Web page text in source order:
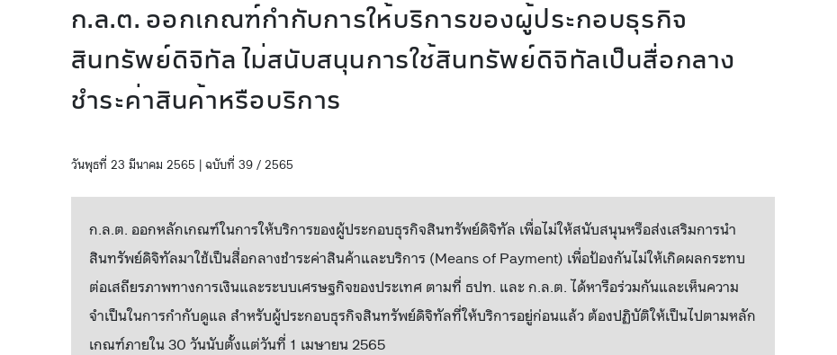
ก.ล.ต. ออกเกณฑ์กำกับการให้บริการของผู้ประกอบธุรกิจ
สินทรัพย์ดิจิทัล ไม่สนับสนุนการใช้สินทรัพย์ดิจิทัลเป็นสื่อกลาง
ชำระค่าสินค้าหรือบริการ
วันพุธที่ 23 มีนาคม 2565 | ฉบับที่ 39 / 2565
ก.ล.ต. ออกหลักเกณฑ์ในการให้บริการของผู้ประกอบธุรกิจสินทรัพย์ดิจิทัล เพื่อไม่ให้สนับสนุนหรือส่งเสริมการนำ
สินทรัพย์ดิจิทัลมาใช้เป็นสื่อกลางชำระค่าสินค้าและบริการ (Means of Payment) เพื่อป้องกันไม่ให้เกิดผลกระทบ
ต่อเสถียรภาพทางการเงินและระบบเศรษฐกิจของประเทศ ตามที่ ธปท. และ ก.ล.ต. ได้หารือร่วมกันและเห็นความ
จำเป็นในการกำกับดูแล สำหรับผู้ประกอบธุรกิจสินทรัพย์ดิจิทัลที่ให้บริการอยู่ก่อนแล้ว ต้องปฏิบัติให้เป็นไปตามหลัก
เกณฑ์ภายใน 30 วันนับตั้งแต่วันที่ 1 เมษายน 2565